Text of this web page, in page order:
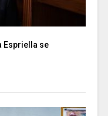
Espriella se